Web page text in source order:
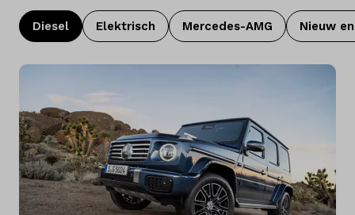
Taal
Nederlands
Diesel Elektrisch Mercedes-AMG Nieuw